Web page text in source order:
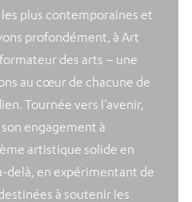
plus contemporaines et
profondément, à Art
des arts – une
au cœur de chacune de
Tournée vers l’avenir,
engagement à
artistique solide en
delà, en expérimentant de
à soutenir les